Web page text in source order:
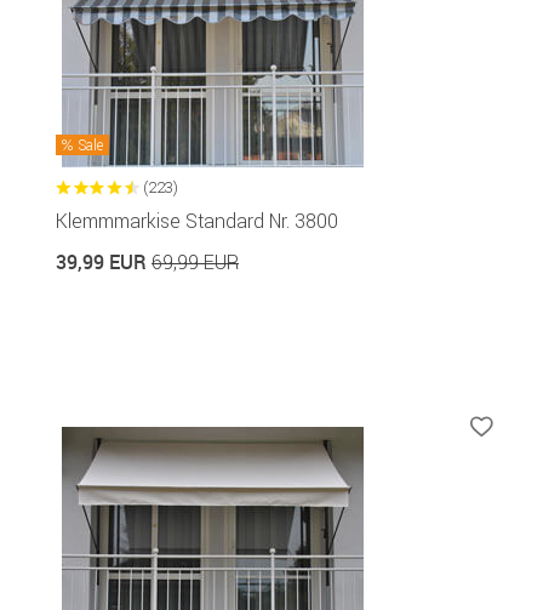
Sale
(223)
Klemmmarkise Standard Nr. 3800
39,99 EUR 69,99 EUR